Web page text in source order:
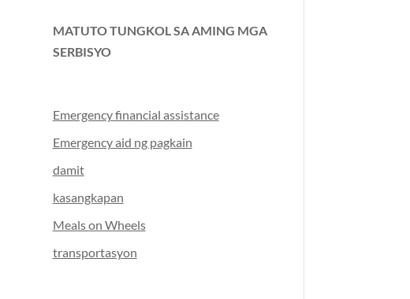
MATUTO TUNGKOL SA AMING MGA
SERBISYO
Emergency financial assistance
Emergency aid ng pagkain
damit
kasangkapan
Meals on Wheels
transportasyon